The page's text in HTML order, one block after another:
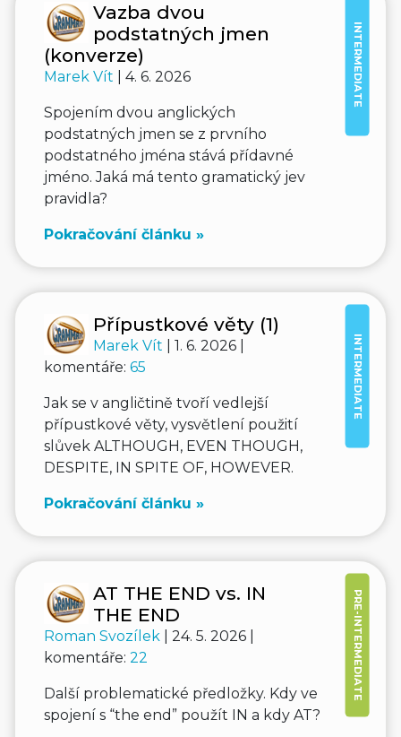
INTERMEDIATE
Vazba dvou
podstatných jmen
(konverze)
Marek Vít | 4. 6. 2026
Spojením dvou anglických
podstatných jmen se z prvního
podstatného jména stává přídavné
jméno. Jaká má tento gramatický jev
pravidla?
Pokračování článku »
INTERMEDIATE
Přípustkové věty (1)
Marek Vít
| 1. 6. 2026 |
komentáře: 65
Jak se v angličtině tvoří vedlejší
přípustkové věty, vysvětlení použití
slůvek ALTHOUGH, EVEN THOUGH,
DESPITE, IN SPITE OF, HOWEVER.
Pokračování článku »
PRE-INTERMEDIATE
AT THE END vs. IN
THE END
Roman Svozílek
| 24. 5. 2026 |
komentáře: 22
Další problematické předložky. Kdy ve
spojení s “the end” použít IN a kdy AT?